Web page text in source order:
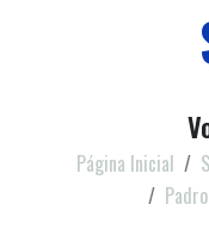
Página Inicial